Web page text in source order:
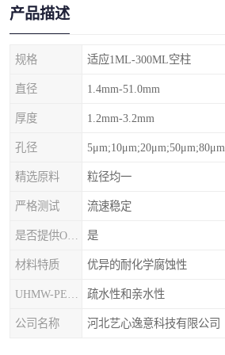
产品描述
规格 适应1ML-300ML空柱
直径 1.4mm-51.0mm
厚度 1.2mm-3.2mm
孔径 5μm;10μm;20μm;50μm;80μm
精选原料 粒径均一
严格测试 流速稳定
是
材料特质 优异的耐化学腐蚀性
疏水性和亲水性
公司名称 河北艺心逸意科技有限公司